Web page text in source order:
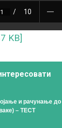
KB]
и рачунање
– ТЕСТ